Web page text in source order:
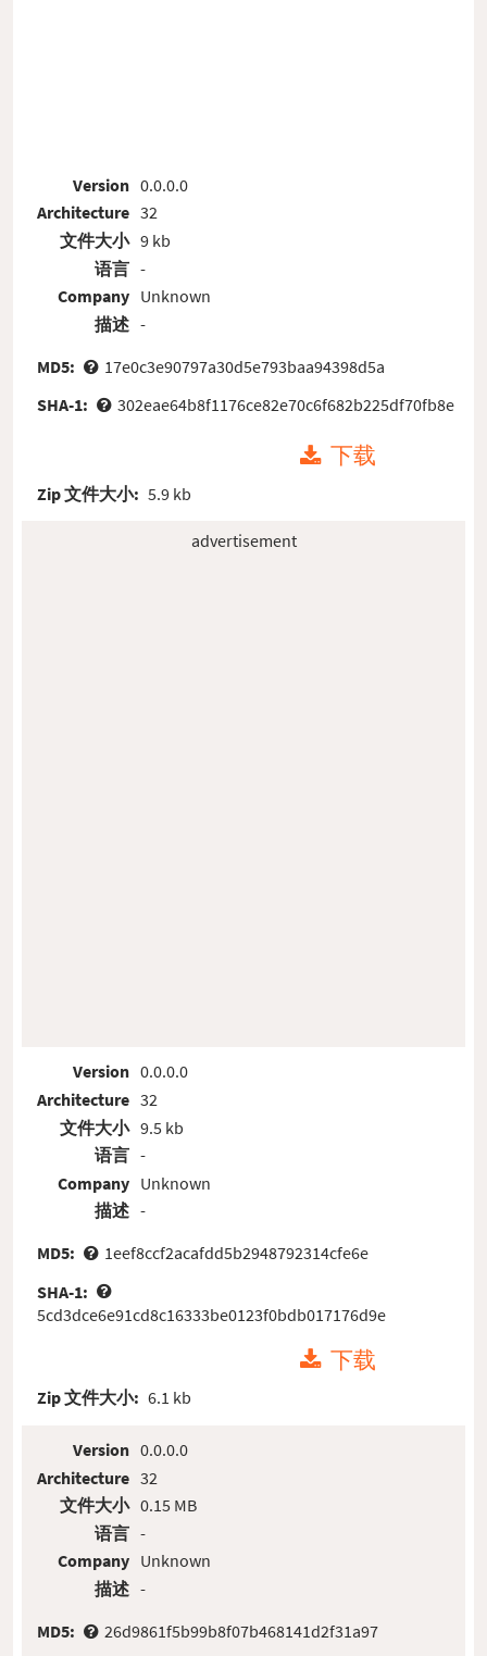
Version
Architecture
文件大小
语言
Company
描述
0.0.0.0
32
9 kb
-
Unknown
-
MD5:
17e0c3e90797a30d5e793baa94398d5a
SHA-1:
302eae64b8f1176ce82e70c6f682b225df70fb8e
下载
Zip 文件大小: 5.9 kb
advertisement
Version
Architecture
文件大小
语言
Company
描述
0.0.0.0
32
9.5 kb
-
Unknown
-
MD5:
1eef8ccf2acafdd5b2948792314cfe6e
SHA-1:
5cd3dce6e91cd8c16333be0123f0bdb017176d9e
下载
Zip 文件大小: 6.1 kb
Version
Architecture
文件大小
语言
Company
描述
0.0.0.0
32
0.15 MB
-
Unknown
-
MD5:
26d9861f5b99b8f07b468141d2f31a97